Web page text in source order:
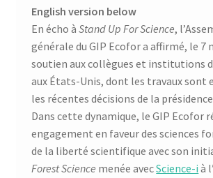
English version below
En écho àStand Up For Science,
générale du GIP Ecofor a affirmé, le 7
soutien aux collègues et institutions
aux États-Unis, dont les travaux sont
les récentes décisions de la
Dans cette dynamique, le GIP Ecofor
engagement en faveur des sciences
de la liberté scientifique avec son
Forest Science menée avecScience-i à